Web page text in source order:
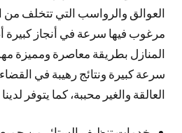
العوالق والرواسب التي تتخلف من
مرغوب فيها سرعة في أنجاز كبيرة
المنازل بطريقة معاصرة ومميزة
سرعة كبيرة ونتائج رهيبة في
العالقة والغير محببة، كما يتوفر